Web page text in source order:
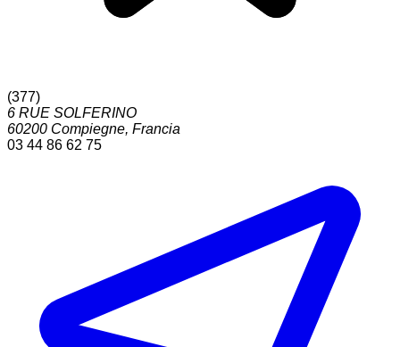
(377)
6 RUE SOLFERINO
60200 Compiegne, Francia
03 44 86 62 75